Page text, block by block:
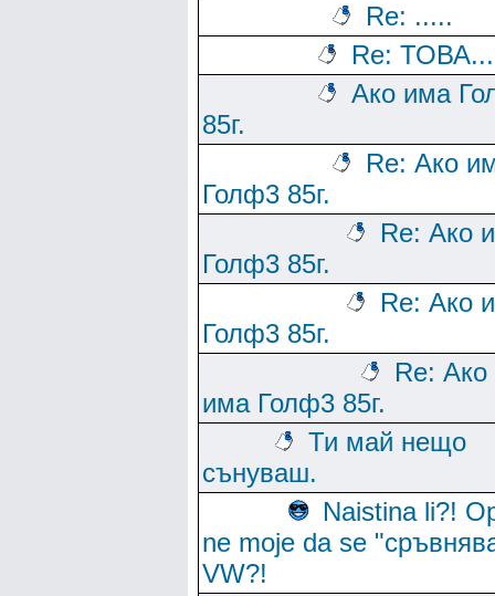
Re: .....
Re: ТОВА...
Ако има
85г.
Re: Ако
Голф3 85г.
Re: Ако
Голф3 85г.
Re: Ако
Голф3 85г.
Re: Ако
има Голф3 85г.
Ти май нещо
сънуваш.
Naistina li?!
ne moje da se
VW?!